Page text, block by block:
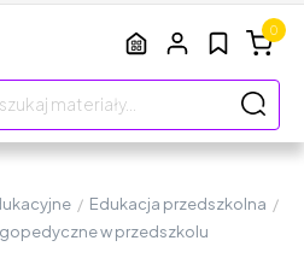
0
/ Edukacja przedszkolna /
w przedszkolu